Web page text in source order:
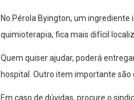
No Pérola Byington, um
quimioterapia, fica mais difícil
Quem quiser ajudar, poderá
hospital. Outro item importante são
Em caso de dúvidas, procure o